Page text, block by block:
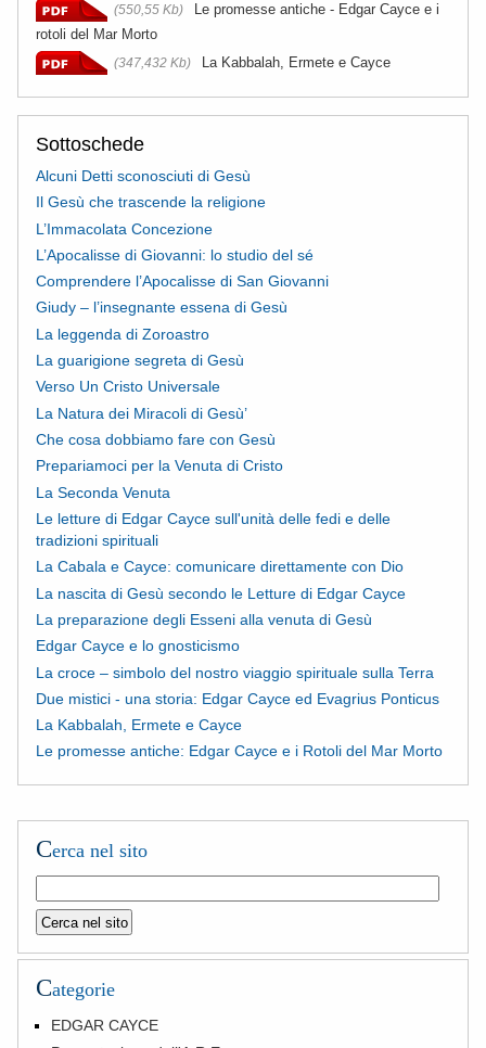
(550,55 Kb)
Le promesse antiche - Edgar Cayce e i
rotoli del Mar Morto
(347,432 Kb) La Kabbalah, Ermete e Cayce
Sottoschede
Alcuni Detti sconosciuti di Gesù
Il Gesù che trascende la religione
L’Immacolata Concezione
L’Apocalisse di Giovanni: lo studio del sé
Comprendere l’Apocalisse di San Giovanni
Giudy – l’insegnante essena di Gesù
La leggenda di Zoroastro
La guarigione segreta di Gesù
Verso Un Cristo Universale
La Natura dei Miracoli di Gesù’
Che cosa dobbiamo fare con Gesù
Prepariamoci per la Venuta di Cristo
La Seconda Venuta
Le letture di Edgar Cayce sull'unità delle fedi e delle
tradizioni spirituali
La Cabala e Cayce: comunicare direttamente con Dio
La nascita di Gesù secondo le Letture di Edgar Cayce
La preparazione degli Esseni alla venuta di Gesù
Edgar Cayce e lo gnosticismo
La croce – simbolo del nostro viaggio spirituale sulla Terra
Due mistici - una storia: Edgar Cayce ed Evagrius Ponticus
La Kabbalah, Ermete e Cayce
Le promesse antiche: Edgar Cayce e i Rotoli del Mar Morto
Cerca nel sito
Categorie
EDGAR CAYCE